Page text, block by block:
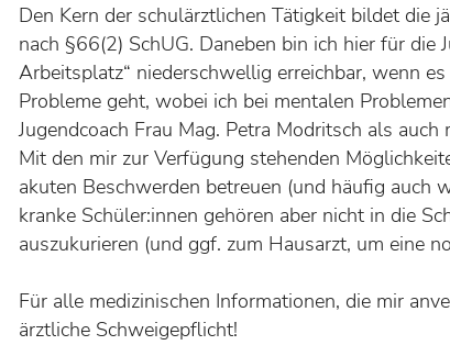
Den Kern der schulärztlichen Tätigkeit bildet die
nach §66(2) SchUG. Daneben bin ich hier für die
Arbeitsplatz“ niederschwellig erreichbar, wenn
Probleme geht, wobei ich bei mentalen
Jugendcoach Frau Mag. Petra Modritsch als
Mit den mir zur Verfügung stehenden
akuten Beschwerden betreuen (und häufig auch
kranke Schüler:innen gehören aber nicht in die
auszukurieren (und ggf. zum Hausarzt, um eine
Für alle medizinischen Informationen, die mir
ärztliche Schweigepflicht!
HTL
UND